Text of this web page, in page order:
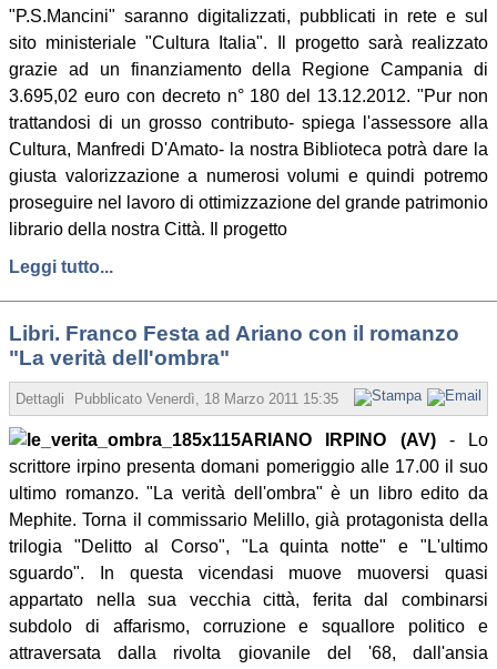
"P.S.Mancini" saranno digitalizzati, pubblicati in rete e sul
sito ministeriale "Cultura Italia". Il progetto sarà realizzato
grazie ad un finanziamento della Regione Campania di
3.695,02 euro con decreto n° 180 del 13.12.2012. "Pur non
trattandosi di un grosso contributo- spiega l'assessore alla
Cultura, Manfredi D'Amato- la nostra Biblioteca potrà dare la
giusta valorizzazione a numerosi volumi e quindi potremo
proseguire nel lavoro di ottimizzazione del grande patrimonio
librario della nostra Città. Il progetto
Leggi tutto...
Libri. Franco Festa ad Ariano con il romanzo
"La verità dell'ombra"
Dettagli Pubblicato Venerdì, 18 Marzo 2011 15:35 Scritto da Redazione
ARIANO IRPINO (AV) - Lo
scrittore irpino presenta domani pomeriggio alle 17.00 il suo
ultimo romanzo. "La verità dell'ombra" è un libro edito da
Mephite. Torna il commissario Melillo, già protagonista della
trilogia "Delitto al Corso", "La quinta notte" e "L'ultimo
sguardo". In questa vicendasi muove muoversi quasi
appartato nella sua vecchia città, ferita dal combinarsi
subdolo di affarismo, corruzione e squallore politico e
attraversata dalla rivolta giovanile del '68, dall'ansia